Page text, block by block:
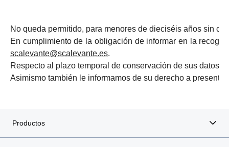
No queda permitido, para menores de dieciséis años sin
En cumplimiento de la obligación de informar en la
scalevante@scalevante.es.
Respecto al plazo temporal de conservación de sus datos
Asimismo también le informamos de su derecho a
Productos